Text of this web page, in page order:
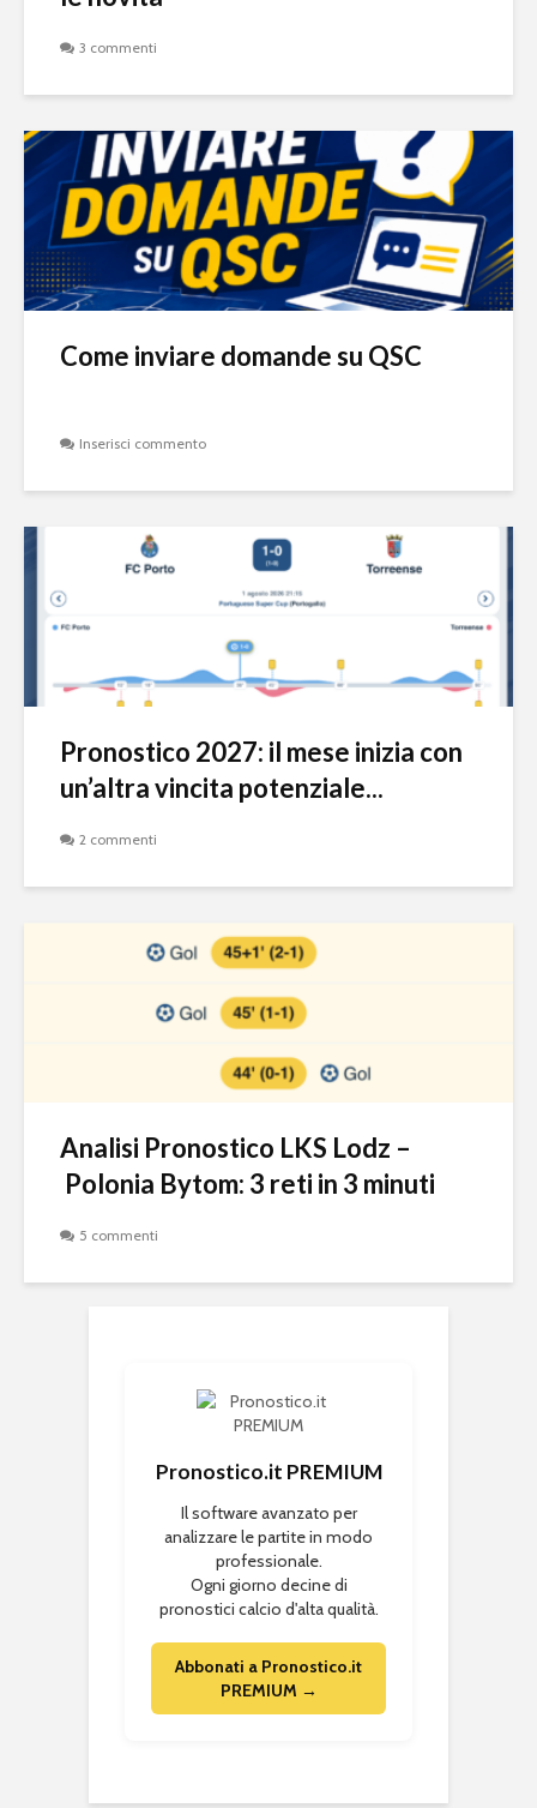
3 commenti
Come inviare domande su QSC
Inserisci commento
Pronostico 2027: il mese inizia con
un’altra vincita potenziale...
2 commenti
Analisi Pronostico LKS Lodz –
Polonia Bytom: 3 reti in 3 minuti
5 commenti
Pronostico.it PREMIUM
Il software avanzato per
analizzare le partite in modo
professionale.
Ogni giorno decine di
pronostici calcio d'alta qualità.
Abbonati a Pronostico.it
PREMIUM →